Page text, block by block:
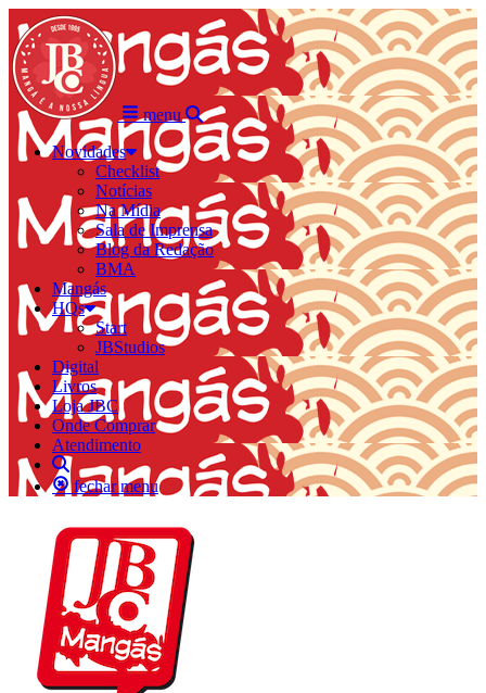
menu
Novidades
Checklist
Notícias
Na Mídia
Sala de Imprensa
Blog da Redação
BMA
Mangás
HQs
Start
JBStudios
Digital
Livros
Loja JBC
Onde Comprar
Atendimento
fechar menu